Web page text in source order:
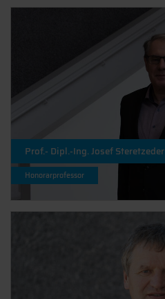
Prof.- Dipl.-Ing. Josef Steretzeder
Honorarprofessor